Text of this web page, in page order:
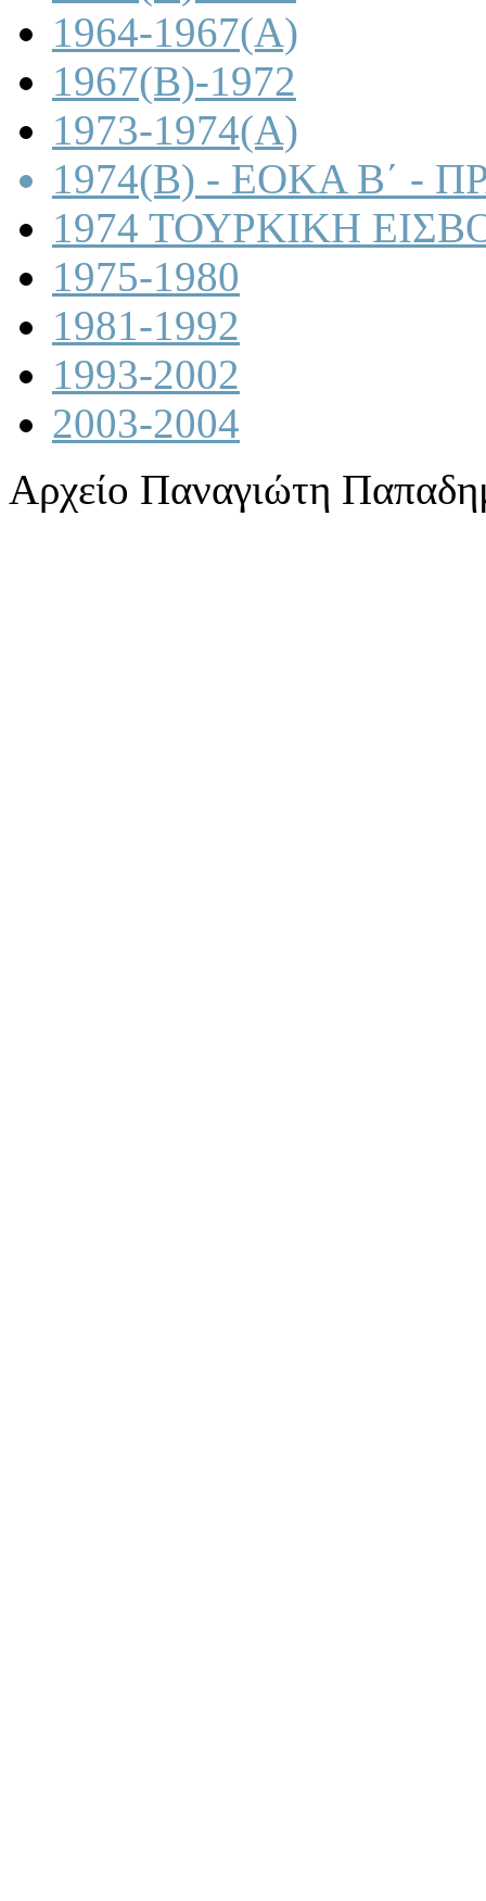
1964-1967(A)
1967(B)-1972
1973-1974(A)
1974(B) - ΕΟΚΑ Β΄ -
1974 ΤΟΥΡΚΙΚΗ
1975-1980
1981-1992
1993-2002
2003-2004
Αρχείο Παναγιώτη